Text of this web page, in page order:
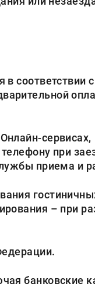
соответствии с
сервисах,
при
приема и
– при
банковские